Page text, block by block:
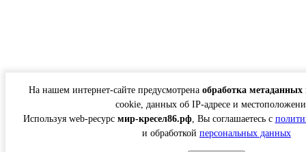
На нашем интернет-сайте предусмотрена обработка метаданных
cookie, данных об IP-адресе и
Используя web-ресурс мир-кресел86.рф, Вы соглашаетесь с
и обработкой персональных данных